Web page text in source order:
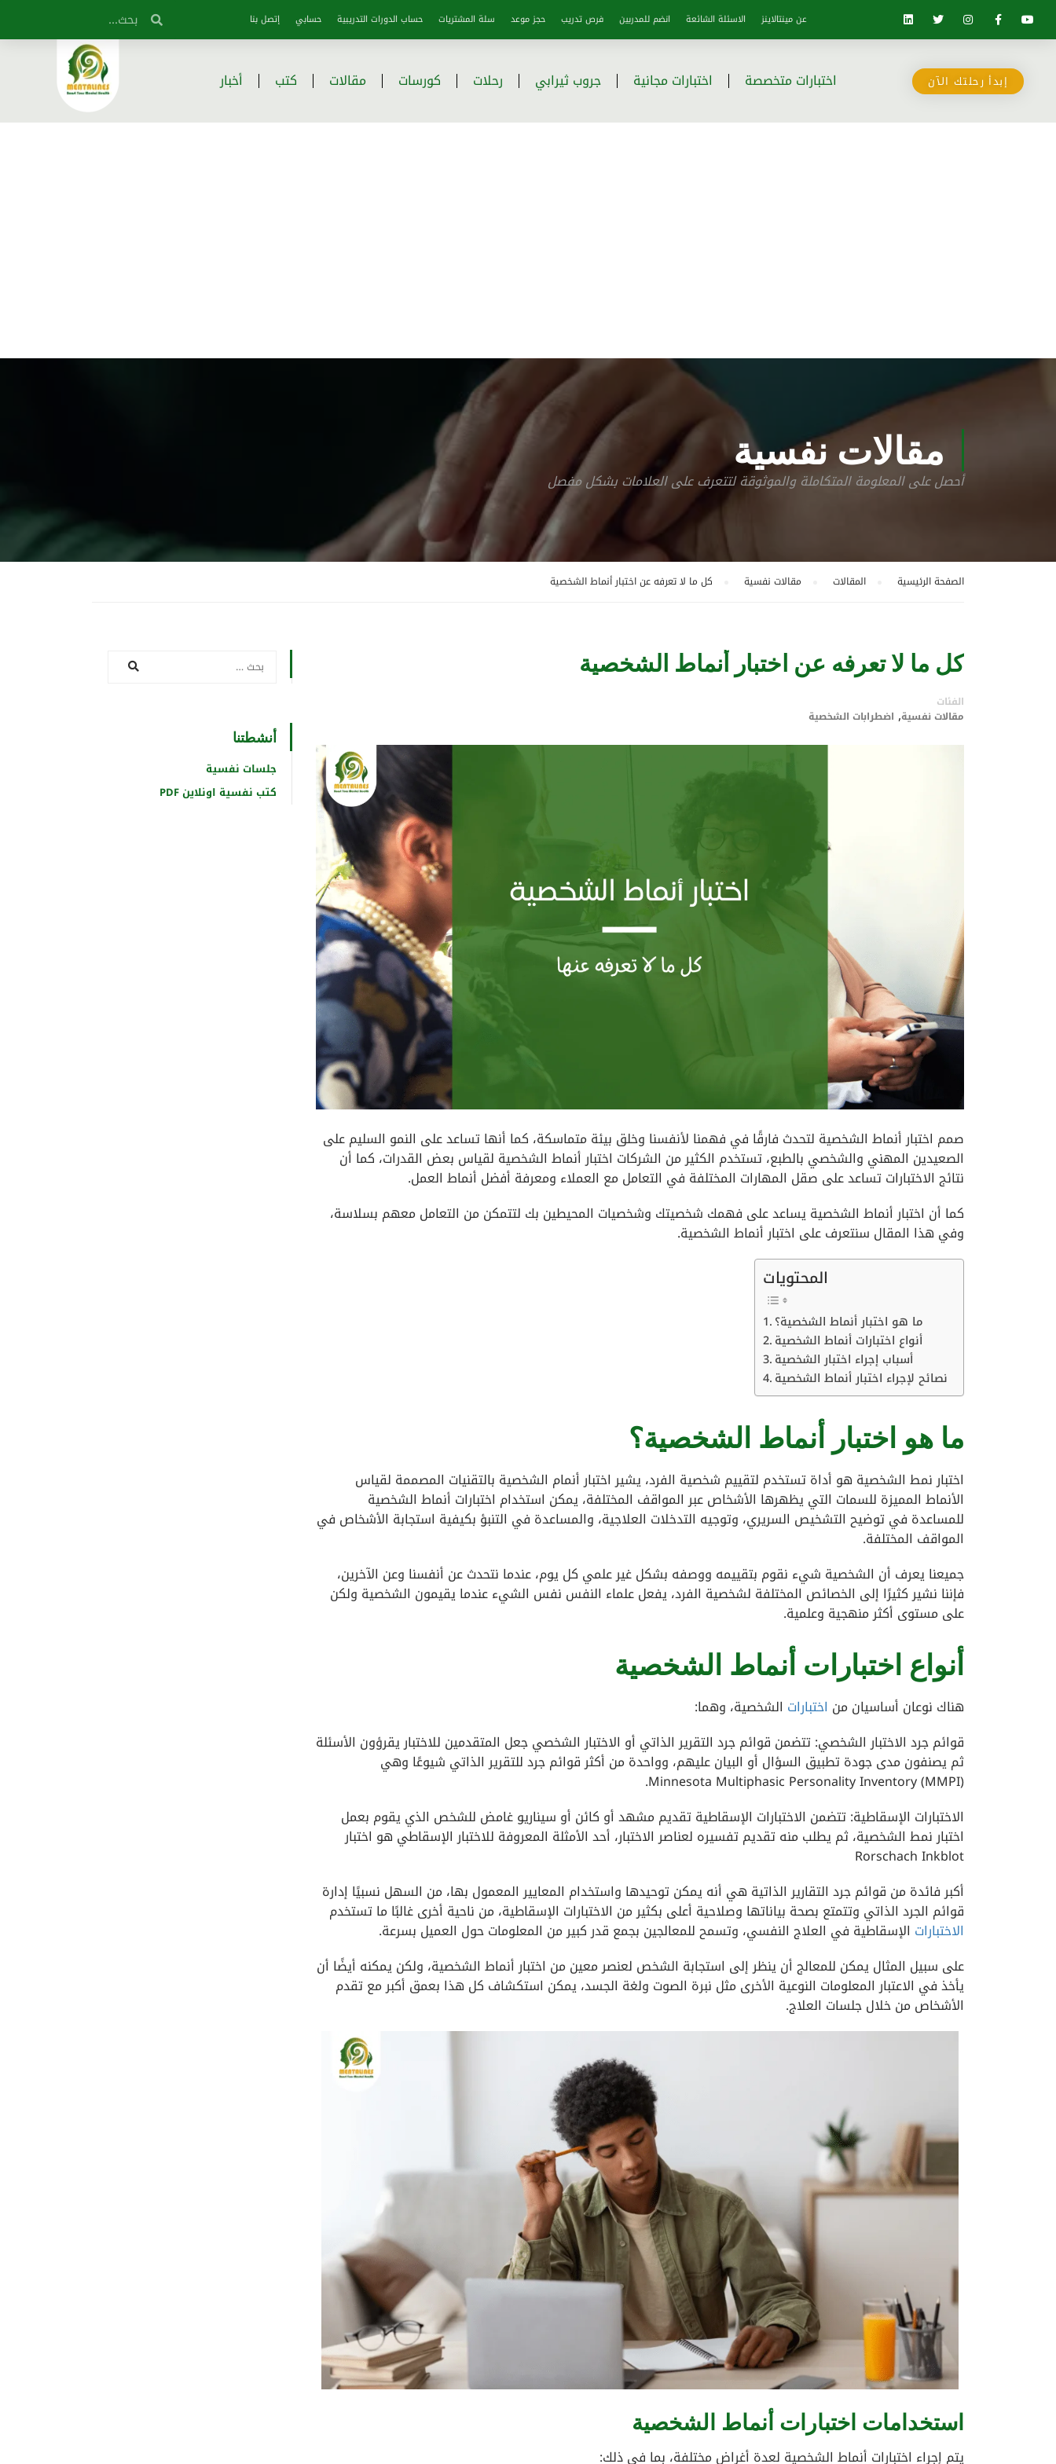
عن مينتالاينز الاسئلة الشائعة انضم للمدربين فرص تدريب حجز موعد سلة المشتريات حساب الدورات التدريبية حسابي إتصل بنا
إبدأ رحلتك الآن اختبارات متخصصة اختبارات مجانية جروب ثيرابي رحلات كورسات مقالات كتب أخبار
مقالات نفسية
أحصل على المعلومة المتكاملة والموثوقة لتتعرف على العلامات بشكل مفصل
الصفحة الرئيسية المقالات مقالات نفسية كل ما لا تعرفه عن اختبار أنماط الشخصية
كل ما لا تعرفه عن اختبار أنماط الشخصية
الفئات
مقالات نفسية, اضطرابات الشخصية
صمم اختبار أنماط الشخصية لتحدث فارقًا في فهمنا لأنفسنا وخلق بيئة متماسكة، كما أنها تساعد على النمو السليم على
الصعيدين المهني والشخصي بالطبع، تستخدم الكثير من الشركات اختبار أنماط الشخصية لقياس بعض القدرات، كما أن
نتائج الاختبارات تساعد على صقل المهارات المختلفة في التعامل مع العملاء ومعرفة أفضل أنماط العمل.
كما أن اختبار أنماط الشخصية يساعد على فهمك شخصيتك وشخصيات المحيطين بك لتتمكن من التعامل معهم بسلاسة،
وفي هذا المقال سنتعرف على اختبار أنماط الشخصية.
المحتويات
ما هو اختبار أنماط الشخصية؟
أنواع اختبارات أنماط الشخصية
أسباب إجراء اختبار الشخصية
نصائح لإجراء اختبار أنماط الشخصية
ما هو اختبار أنماط الشخصية؟
اختبار نمط الشخصية هو أداة تستخدم لتقييم شخصية الفرد، يشير اختبار أنمام الشخصية بالتقنيات المصممة لقياس
الأنماط المميزة للسمات التي يظهرها الأشخاص عبر المواقف المختلفة، يمكن استخدام اختبارات أنماط الشخصية
للمساعدة في توضيح التشخيص السريري، وتوجيه التدخلات العلاجية، والمساعدة في التنبؤ بكيفية استجابة الأشخاص في
المواقف المختلفة.
جميعنا يعرف أن الشخصية شيء نقوم بتقييمه ووصفه بشكل غير علمي كل يوم، عندما نتحدث عن أنفسنا وعن الآخرين،
فإننا نشير كثيرًا إلى الخصائص المختلفة لشخصية الفرد، يفعل علماء النفس نفس الشيء عندما يقيمون الشخصية ولكن
على مستوى أكثر منهجية وعلمية.
أنواع اختبارات أنماط الشخصية
هناك نوعان أساسيان من اختبارات الشخصية، وهما:
قوائم جرد الاختبار الشخصي: تتضمن قوائم جرد التقرير الذاتي أو الاختبار الشخصي جعل المتقدمين للاختبار يقرؤون الأسئلة
ثم يصنفون مدى جودة تطبيق السؤال أو البيان عليهم، وواحدة من أكثر قوائم جرد للتقرير الذاتي شيوعًا وهي
Minnesota Multiphasic Personality Inventory (MMPI).
الاختبارات الإسقاطية: تتضمن الاختبارات الإسقاطية تقديم مشهد أو كائن أو سيناريو غامض للشخص الذي يقوم بعمل
اختبار نمط الشخصية، ثم يطلب منه تقديم تفسيره لعناصر الاختبار، أحد الأمثلة المعروفة للاختبار الإسقاطي هو اختبار
Rorschach Inkblot
أكبر فائدة من قوائم جرد التقارير الذاتية هي أنه يمكن توحيدها واستخدام المعايير المعمول بها، من السهل نسبيًا إدارة
قوائم الجرد الذاتي وتتمتع بصحة بياناتها وصلاحية أعلى بكثير من الاختبارات الإسقاطية، من ناحية أخرى غالبًا ما تستخدم
الاختبارات الإسقاطية في العلاج النفسي، وتسمح للمعالجين بجمع قدر كبير من المعلومات حول العميل بسرعة.
على سبيل المثال يمكن للمعالج أن ينظر إلى استجابة الشخص لعنصر معين من اختبار أنماط الشخصية، ولكن يمكنه أيضًا أن
يأخذ في الاعتبار المعلومات النوعية الأخرى مثل نبرة الصوت ولغة الجسد، يمكن استكشاف كل هذا بعمق أكبر مع تقدم
الأشخاص من خلال جلسات العلاج.
استخدامات اختبارات أنماط الشخصية
يتم إجراء اختبارات أنماط الشخصية لعدة أغراض مختلفة، بما في ذلك:
أنشطتنا
جلسات نفسية
كتب نفسية اونلاين PDF